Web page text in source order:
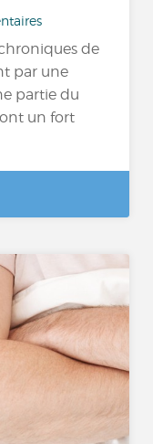
de
par une
partie du
un fort